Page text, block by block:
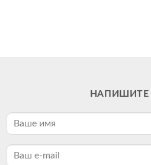
НАПИШИТЕ